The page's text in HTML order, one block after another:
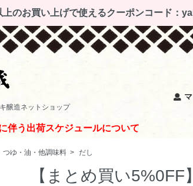
上のお買い上げで使えるクーポンコード：
醸造ネットショップ
伴う出荷スケジュールについて
つゆ・油・他調味料 > だし
【まとめ買い